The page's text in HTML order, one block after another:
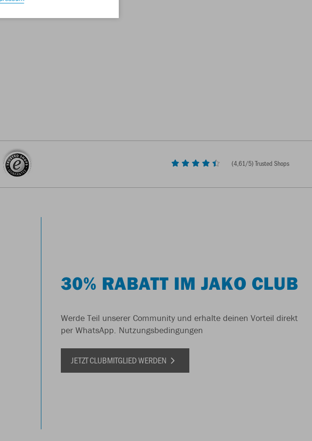
(4,61/5) Trusted Shops
30% RABATT IM JAKO CLUB
Werde Teil unserer Community und erhalte deinen Vorteil direkt
per WhatsApp. Nutzungsbedingungen
JETZT CLUBMITGLIED WERDEN